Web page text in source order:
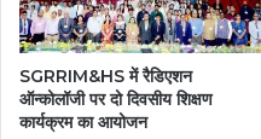
SGRRIM&HS में रैडिएशन
ऑन्कोलॉजी पर दो दिवसीय शिक्षण
कार्यक्रम का आयोजन